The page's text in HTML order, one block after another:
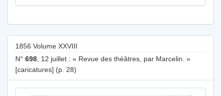
1856 Volume XXVIII
N° 698 , 12 juillet : « Revue des théâtres, par Marcelin. »
[caricatures] (p. 28)